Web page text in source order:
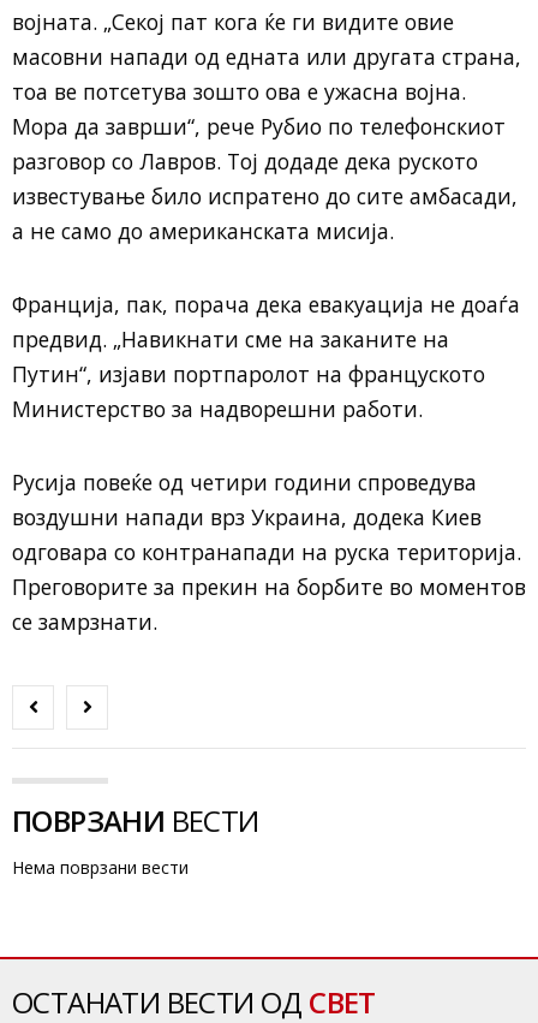
војната. „Секој пат кога ќе ги видите овие
масовни напади од едната или другата страна,
тоа ве потсетува зошто ова е ужасна војна.
Мора да заврши“, рече Рубио по телефонскиот
разговор со Лавров. Тој додаде дека руското
известување било испратено до сите амбасади,
а не само до американската мисија.
Франција, пак, порача дека евакуација не доаѓа
предвид. „Навикнати сме на заканите на
Путин“, изјави портпаролот на француското
Министерство за надворешни работи.
Русија повеќе од четири години спроведува
воздушни напади врз Украина, додека Киев
одговара со контранапади на руска територија.
Преговорите за прекин на борбите во моментов
се замрзнати.
ПОВРЗАНИ ВЕСТИ
Нема поврзани вести
ОСТАНАТИ ВЕСТИ ОД СВЕТ